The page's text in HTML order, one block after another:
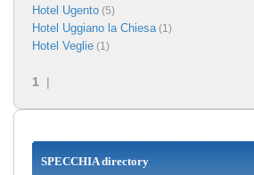
Hotel Ugento (5)
Hotel Uggiano la Chiesa(1)
Hotel Veglie (1)
1 |
SPECCHIA directory